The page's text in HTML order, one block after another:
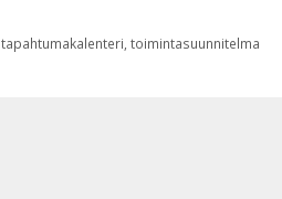
tapahtumakalenteri toimintasuunnitelma